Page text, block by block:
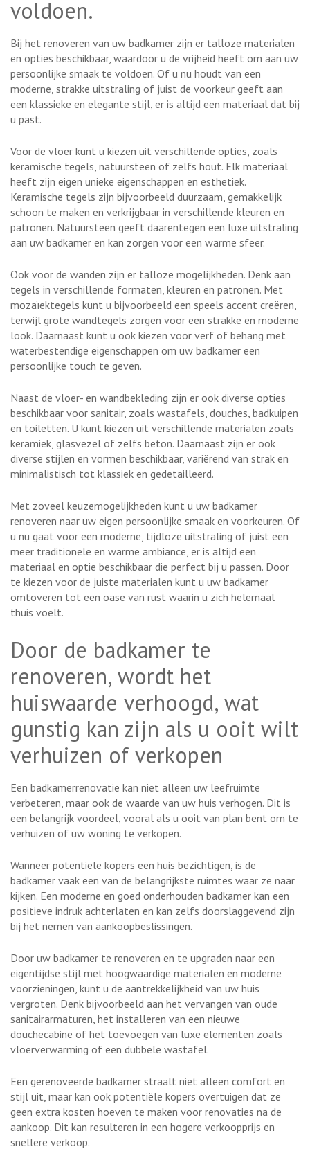
voldoen.
Bij het renoveren van uw badkamer zijn er talloze materialen
en opties beschikbaar, waardoor u de vrijheid heeft om aan uw
persoonlijke smaak te voldoen. Of u nu houdt van een
moderne, strakke uitstraling of juist de voorkeur geeft aan
een klassieke en elegante stijl, er is altijd een materiaal dat bij
u past.
Voor de vloer kunt u kiezen uit verschillende opties, zoals
keramische tegels, natuursteen of zelfs hout. Elk materiaal
heeft zijn eigen unieke eigenschappen en esthetiek.
Keramische tegels zijn bijvoorbeeld duurzaam, gemakkelijk
schoon te maken en verkrijgbaar in verschillende kleuren en
patronen. Natuursteen geeft daarentegen een luxe uitstraling
aan uw badkamer en kan zorgen voor een warme sfeer.
Ook voor de wanden zijn er talloze mogelijkheden. Denk aan
tegels in verschillende formaten, kleuren en patronen. Met
mozaïektegels kunt u bijvoorbeeld een speels accent creëren,
terwijl grote wandtegels zorgen voor een strakke en moderne
look. Daarnaast kunt u ook kiezen voor verf of behang met
waterbestendige eigenschappen om uw badkamer een
persoonlijke touch te geven.
Naast de vloer- en wandbekleding zijn er ook diverse opties
beschikbaar voor sanitair, zoals wastafels, douches, badkuipen
en toiletten. U kunt kiezen uit verschillende materialen zoals
keramiek, glasvezel of zelfs beton. Daarnaast zijn er ook
diverse stijlen en vormen beschikbaar, variërend van strak en
minimalistisch tot klassiek en gedetailleerd.
Met zoveel keuzemogelijkheden kunt u uw badkamer
renoveren naar uw eigen persoonlijke smaak en voorkeuren. Of
u nu gaat voor een moderne, tijdloze uitstraling of juist een
meer traditionele en warme ambiance, er is altijd een
materiaal en optie beschikbaar die perfect bij u passen. Door
te kiezen voor de juiste materialen kunt u uw badkamer
omtoveren tot een oase van rust waarin u zich helemaal
thuis voelt.
Door de badkamer te
renoveren, wordt het
huiswaarde verhoogd, wat
gunstig kan zijn als u ooit wilt
verhuizen of verkopen
Een badkamerrenovatie kan niet alleen uw leefruimte
verbeteren, maar ook de waarde van uw huis verhogen. Dit is
een belangrijk voordeel, vooral als u ooit van plan bent om te
verhuizen of uw woning te verkopen.
Wanneer potentiële kopers een huis bezichtigen, is de
badkamer vaak een van de belangrijkste ruimtes waar ze naar
kijken. Een moderne en goed onderhouden badkamer kan een
positieve indruk achterlaten en kan zelfs doorslaggevend zijn
bij het nemen van aankoopbeslissingen.
Door uw badkamer te renoveren en te upgraden naar een
eigentijdse stijl met hoogwaardige materialen en moderne
voorzieningen, kunt u de aantrekkelijkheid van uw huis
vergroten. Denk bijvoorbeeld aan het vervangen van oude
sanitairarmaturen, het installeren van een nieuwe
douchecabine of het toevoegen van luxe elementen zoals
vloerverwarming of een dubbele wastafel.
Een gerenoveerde badkamer straalt niet alleen comfort en
stijl uit, maar kan ook potentiële kopers overtuigen dat ze
geen extra kosten hoeven te maken voor renovaties na de
aankoop. Dit kan resulteren in een hogere verkoopprijs en
snellere verkoop.